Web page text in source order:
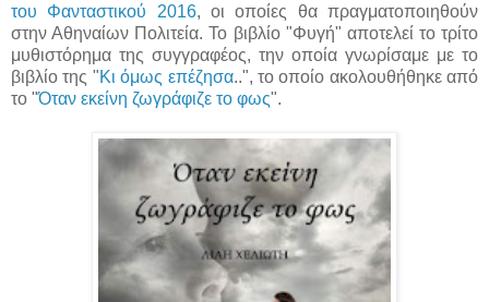
του Φανταστικού 2016, οι οποίες θα πραγματοποιηθούν
στην Αθηναίων Πολιτεία. Το βιβλίο "Φυγή" αποτελεί το τρίτο
μυθιστόρημα της συγγραφέος, την οποία γνωρίσαμε με το
βιβλίο της "Κι όμως επέζησα..", το οποίο ακολουθήθηκε από
το "Όταν εκείνη ζωγράφιζε το φως".